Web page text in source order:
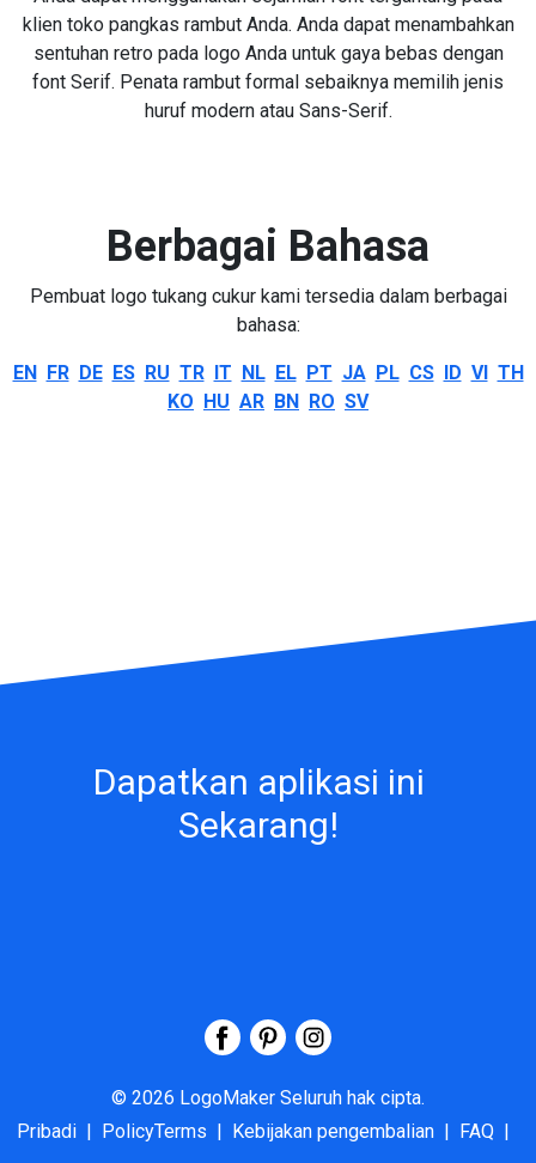
klien toko pangkas rambut Anda. Anda dapat menambahkan
sentuhan retro pada logo Anda untuk gaya bebas dengan
font Serif. Penata rambut formal sebaiknya memilih jenis
huruf modern atau Sans-Serif.
Berbagai Bahasa
Pembuat logo tukang cukur kami tersedia dalam berbagai
bahasa:
EN FR DE ES RU TR IT NL EL PT JA PL CS ID VI TH
KO HU AR BN RO SV
Dapatkan aplikasi ini
Sekarang!
© 2026 LogoMaker Seluruh hak cipta.
Pribadi | PolicyTerms | Kebijakan pengembalian | FAQ |